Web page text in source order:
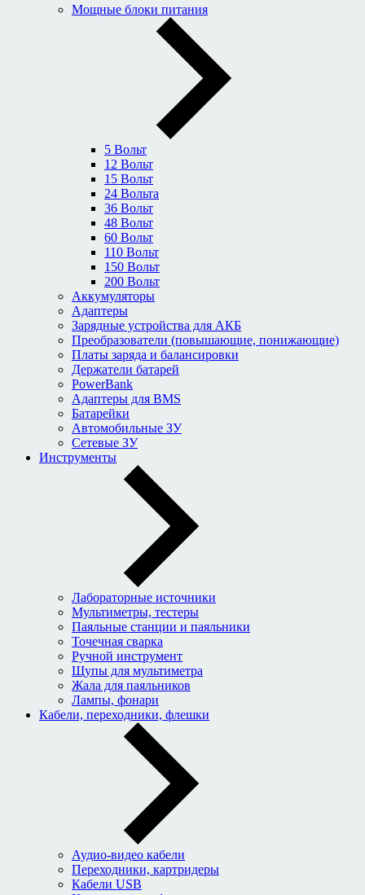
Мощные блоки питания
5 Вольт
12 Вольт
15 Вольт
24 Вольта
36 Вольт
48 Вольт
60 Вольт
110 Вольт
150 Вольт
200 Вольт
Аккумуляторы
Адаптеры
Зарядные устройства для АКБ
Преобразователи (повышающие, понижающие)
Платы заряда и балансировки
Держатели батарей
PowerBank
Адаптеры для BMS
Батарейки
Автомобильные ЗУ
Сетевые ЗУ
Инструменты
Лабораторные источники
Мультиметры, тестеры
Паяльные станции и паяльники
Точечная сварка
Ручной инструмент
Щупы для мультиметра
Жала для паяльников
Лампы, фонари
Кабели, переходники, флешки
Аудио-видео кабели
Переходники, картридеры
Кабели USB